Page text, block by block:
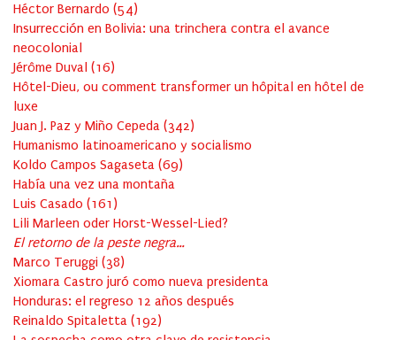
Héctor Bernardo (54)
Insurrección en Bolivia: una trinchera contra el avance
neocolonial
Jérôme Duval (16)
Hôtel-Dieu, ou comment transformer un hôpital en hôtel de
luxe
Juan J. Paz y Miño Cepeda (342)
Humanismo latinoamericano y socialismo
Koldo Campos Sagaseta (69)
Había una vez una montaña
Luis Casado (161 )
Lili Marleen oder Horst-Wessel-Lied?
El retorno de la peste negra…
Marco Teruggi (38)
Xiomara Castro juró como nueva presidenta
Honduras: el regreso 12 años después
Reinaldo Spitaletta (192)